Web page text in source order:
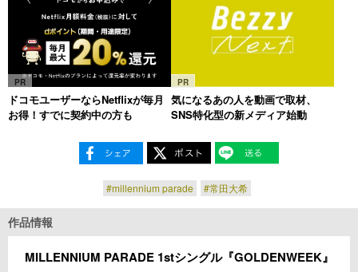
PR
ドコモユーザーならNetflixが毎月
お得！すでに契約中の方も
PR
気になるあの人を動画で取材、
SNS特化型の新メディア始動
#millennium parade #常田大希
作品情報
MILLENNIUM PARADE 1stシングル『GOLDENWEEK』